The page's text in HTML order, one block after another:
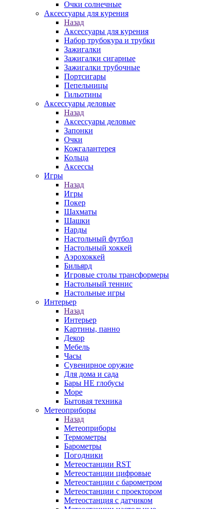
Очки солнечные
Аксессуары для курения
Назад
Аксессуары для курения
Набор трубокура и трубки
Зажигалки
Зажигалки сигарные
Зажигалки трубочные
Портсигары
Пепельницы
Гильотины
Аксессуары деловые
Назад
Аксессуары деловые
Запонки
Очки
Кожгалантерея
Кольца
Аксессы
Игры
Назад
Игры
Покер
Шахматы
Шашки
Нарды
Настольный футбол
Настольный хоккей
Аэрохоккей
Бильярд
Игровые столы трансформеры
Настольный теннис
Настольные игры
Интерьер
Назад
Интерьер
Картины, панно
Декор
Мебель
Часы
Сувенирное оружие
Для дома и сада
Бары НЕ глобусы
Море
Бытовая техника
Метеоприборы
Назад
Метеоприборы
Термометры
Барометры
Погодники
Метеостанции RST
Метеостанции цифровые
Метеостанции с барометром
Метеостанции с проектором
Метеостанция с датчиком